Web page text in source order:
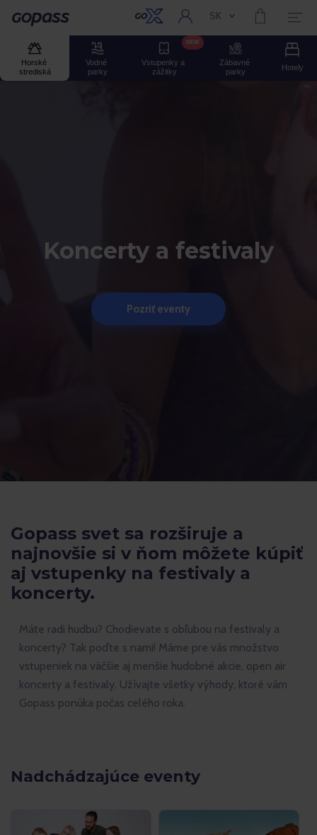
Gopass Aktuální jazyk:
SK
Horské
strediská
Vodné
parky
Vstupenky a
zážitky
NEW
Zábavné
parky
Hotely
Koncerty a festivaly
Pozriť eventy
Gopass svet sa rozširuje a
najnovšie si v ňom môžete kúpiť
aj vstupenky na festivaly a
koncerty.
Máte radi hudbu? Chodievate s obľubou na festivaly a
koncerty? Tak poďte s nami! Máme pre vás množstvo
vstupeniek na väčšie aj menšie hudobné akcie, open air
koncerty a festivaly. Užívajte všetky výhody, ktoré vám
Gopass ponúka počas celého roka.
Nadchádzajúce eventy